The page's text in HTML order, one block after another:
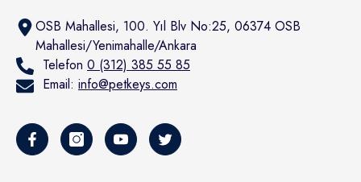
OSB Mahallesi, 100. Yıl Blv No:25, 06374 OSB
Mahallesi/Yenimahalle/Ankara
Telefon 0 (312) 385 55 85
Email: info@petkeys.com